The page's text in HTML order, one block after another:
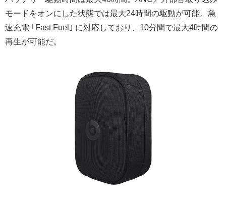
モードをオンにした状態では最大24時間の駆動が可能。急
速充電 ｢Fast Fuel｣ に対応しており、10分間で最大4時間の
再生が可能だ。